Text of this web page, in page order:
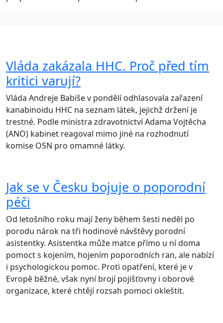
Vláda zakázala HHC. Proč před tím
kritici varují?
Vláda Andreje Babiše v pondělí odhlasovala zařazení
kanabinoidu HHC na seznam látek, jejichž držení je
trestné. Podle ministra zdravotnictví Adama Vojtěcha
(ANO) kabinet reagoval mimo jiné na rozhodnutí
komise OSN pro omamné látky.
Jak se v Česku bojuje o poporodní
péči
Od letošního roku mají ženy během šesti neděl po
porodu nárok na tři hodinové návštěvy porodní
asistentky. Asistentka může matce přímo u ní doma
pomoct s kojením, hojením poporodních ran, ale nabízí
i psychologickou pomoc. Proti opatření, které je v
Evropě běžné, však nyní brojí pojišťovny i oborové
organizace, které chtějí rozsah pomoci okleštit.